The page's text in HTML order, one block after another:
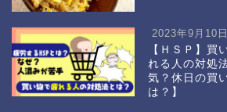
2023年9月10日
【ＨＳＰ】買
れる人の対処
気？休日の買
は？】